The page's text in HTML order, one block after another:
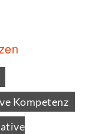
Kompetenz